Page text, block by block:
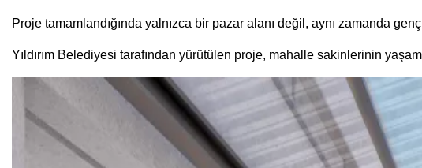
Proje tamamlandığında yalnızca bir pazar alanı değil, aynı zamanda
Yıldırım Belediyesi tarafından yürütülen proje, mahalle sakinlerinin